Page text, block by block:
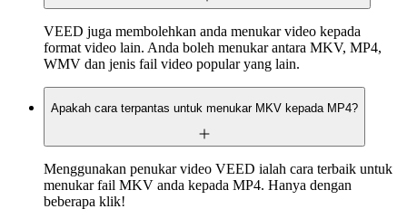
VEED juga membolehkan anda menukar video kepada
format video lain. Anda boleh menukar antara MKV, MP4,
WMV dan jenis fail video popular yang lain.
Apakah cara terpantas untuk menukar MKV kepada MP4?
Menggunakan penukar video VEED ialah cara terbaik untuk
menukar fail MKV anda kepada MP4. Hanya dengan
beberapa klik!